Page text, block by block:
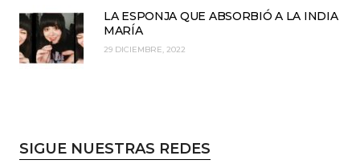
LA ESPONJA QUE ABSORBIÓ A LA INDIA
MARÍA
29 DICIEMBRE, 2022
SIGUE NUESTRAS REDES